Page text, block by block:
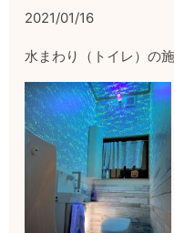
2021/01/16
水まわり（トイレ）の